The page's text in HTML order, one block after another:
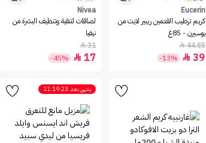
Eucerin
كريم ترطيب القدمين ريبير لايت من
يوسيرن - 85غ
44.85

39

-13%
Nivea
لصاقات لتنقية وتنظيف البشرة من
نيفيا
31

17

-45%
ينتهي بعد 11:19:23